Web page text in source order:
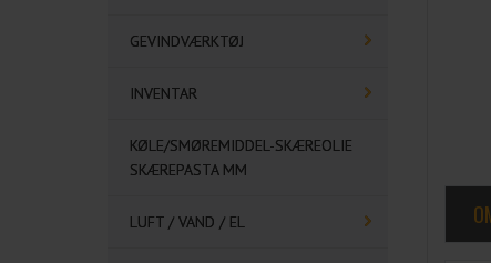
GEVINDVÆRKTØJ
INVENTAR
KØLE/SMØREMIDDEL-SKÆREOLIE
SKÆREPASTA MM
LUFT / VAND / EL